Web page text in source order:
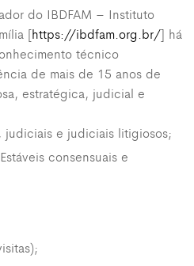
do IBDFAM – Instituto
[https://ibdfam.org.br/] há
técnico
de mais de 15 anos de
estratégica, judicial e
judiciais e judiciais litigiosos;
consensuais e